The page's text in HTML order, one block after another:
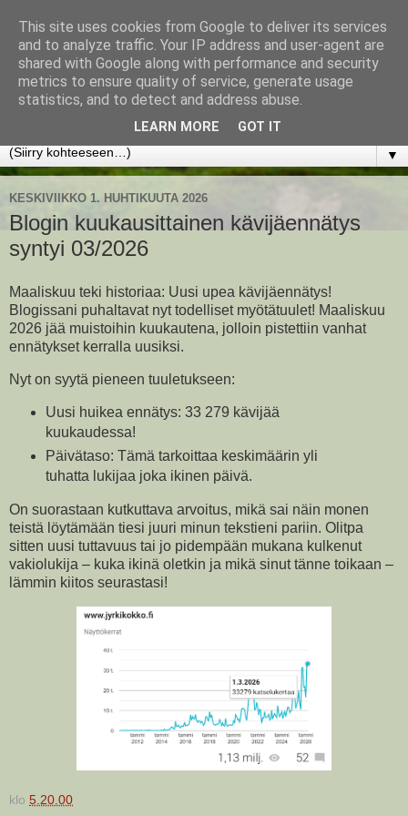
www.jyrkikokko.fi
Uusi Suunta - Jokainen hetki tarjoaa tilaisuuden muuttaa
▼
KESKIVIIKKO 1. HUHTIKUUTA 2026
Blogin kuukausittainen kävijäennätys
syntyi 03/2026
Maaliskuu teki historiaa: Uusi upea kävijäennätys!
Blogissani puhaltavat nyt todelliset myötätuulet! Maaliskuu
2026 jää muistoihin kuukautena, jolloin pistettiin vanhat
ennätykset kerralla uusiksi.
Nyt on syytä pieneen tuuletukseen:
Uusi huikea ennätys: 33 279 kävijää
kuukaudessa!
Päivätaso: Tämä tarkoittaa keskimäärin yli
tuhatta lukijaa joka ikinen päivä.
On suorastaan kutkuttava arvoitus, mikä sai näin monen
teistä löytämään tiesi juuri minun tekstieni pariin. Olitpa
sitten uusi tuttavuus tai jo pidempään mukana kulkenut
vakiolukija – kuka ikinä oletkin ja mikä sinut tänne toikaan –
lämmin kiitos seurastasi!
klo 5.20.00
This site uses cookies from Google to deliver its services
and to analyze traffic. Your IP address and user-agent are
shared with Google along with performance and security
metrics to ensure quality of service, generate usage
statistics, and to detect and address abuse.
LEARN MORE GOT IT